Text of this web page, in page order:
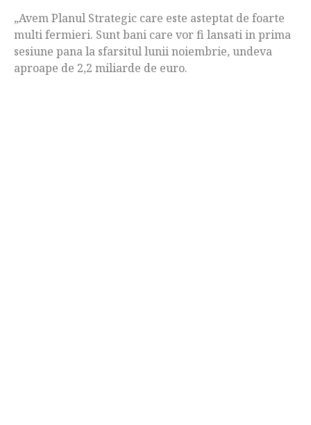
„Avem Planul Strategic care este asteptat de foarte
multi fermieri. Sunt bani care vor fi lansati in prima
sesiune pana la sfarsitul lunii noiembrie, undeva
aproape de 2,2 miliarde de euro.